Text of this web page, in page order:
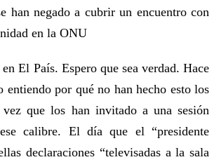
han negado a cubrir un encuentro con
en la ONU
El País. Espero que sea verdad. Hace
entiendo por qué no han hecho esto los
vez que los han invitado a una sesión
calibre. El día que el “presidente
declaraciones “televisadas a la sala